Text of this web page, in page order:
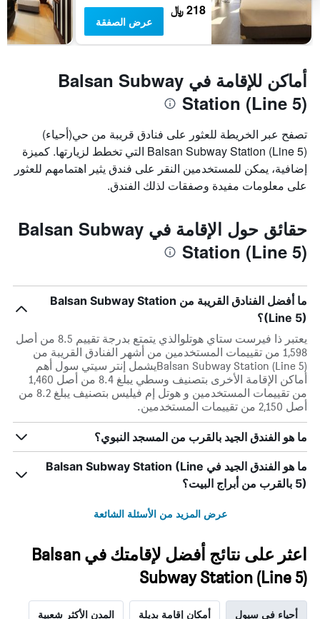
218 ﷼
عرض الصفقة
أماكن للإقامة في Balsan Subway
Station (Line 5)
تصفح عبر الخريطة للعثور على فنادق قريبة من حي(أحياء)
Balsan Subway Station (Line 5) التي تخطط لزيارتها. كميزة
إضافية، يمكن للمستخدمين النقر على فندق يثير اهتمامهم للعثور
على معلومات مفيدة وصفقات لذلك الفندق.
حقائق حول الإقامة في Balsan Subway
Station (Line 5)
ما أفضل الفنادق القريبة من Balsan Subway Station
(Line 5)؟
يعتبر ذا فيرست ستاي هوتلوالذي يتمتع بدرجة تقييم 8.5 من أصل
1,598 من تقييمات المستخدمين من أشهر الفنادق القريبة من
Balsan Subway Station (Line 5)يشمل إنتر سيتي سول أهم
أماكن الإقامة الأخرى بتصنيف وسطي يبلغ 8.4 من أصل 1,460
من تقييمات المستخدمين و هوتل إم فيليس بتصنيف يبلغ 8.2 من
أصل 2,150 من تقييمات المستخدمين.
ما هو الفندق الجيد بالقرب من المسجد النبوي؟
ما هو الفندق الجيد في Balsan Subway Station (Line
5) بالقرب من أبراج البيت؟
عرض المزيد من الأسئلة الشائعة
اعثر على نتائج أفضل لإقامتك في Balsan
Subway Station (Line 5)
أحياء في سيول أمكان إقامة بديلة المدن الأكثر شعبية